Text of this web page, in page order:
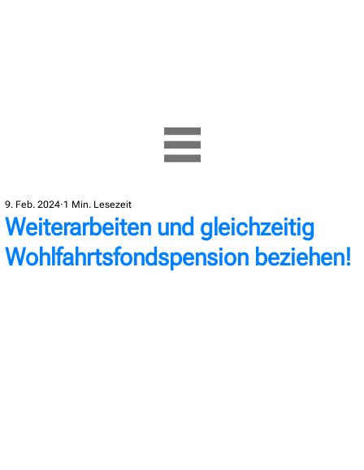
Weiterarbeiten und gleichzeitig
Wohlfahrtsfondspension beziehen!
9. Feb. 2024 1 Min. Lesezeit